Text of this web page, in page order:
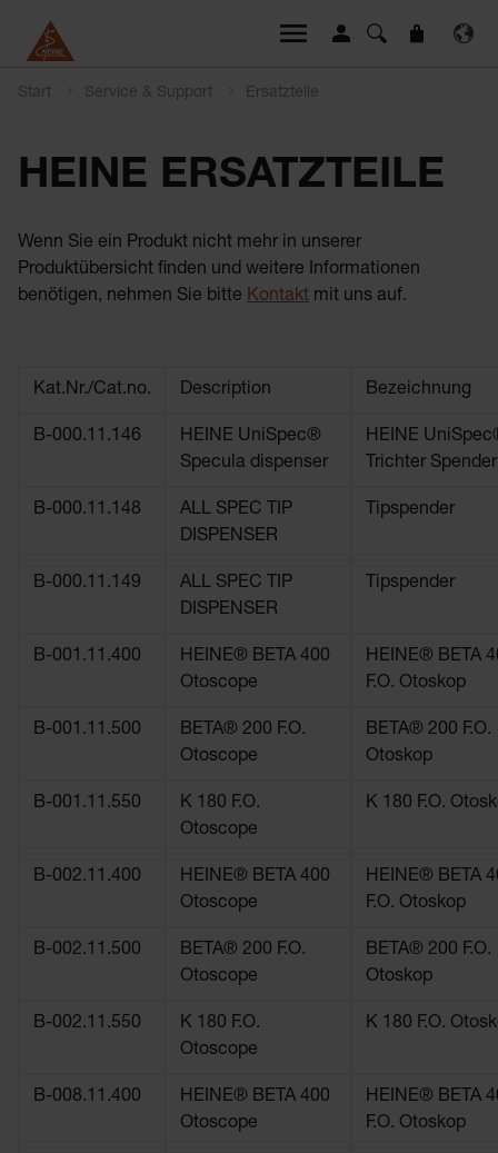
Start Service & Support Ersatzteile
HEINE ERSATZTEILE
Wenn Sie ein Produkt nicht mehr in unserer
Produktübersicht finden und weitere Informationen
benötigen, nehmen Sie bitte Kontakt mit uns auf.
Kat.Nr./Cat.no. Description Bezeichnung
B-000.11.146
HEINE UniSpec®
Specula dispenser
HEINE
Trichter Spender
B-000.11.148
ALL SPEC TIP
DISPENSER
Tipspender
B-000.11.149
ALL SPEC TIP
DISPENSER
Tipspender
B-001.11.400
HEINE® BETA 400
Otoscope
HEINE® BETA
F.O. Otoskop
B-001.11.500
BETA® 200 F.O.
Otoscope
BETA® 200 F.O.
Otoskop
B-001.11.550
K 180 F.O.
Otoscope
K 180 F.O.
B-002.11.400
HEINE® BETA 400
Otoscope
HEINE® BETA
F.O. Otoskop
B-002.11.500
BETA® 200 F.O.
Otoscope
BETA® 200 F.O.
Otoskop
B-002.11.550
K 180 F.O.
Otoscope
K 180 F.O.
B-008.11.400
HEINE® BETA 400
Otoscope
HEINE® BETA
F.O. Otoskop